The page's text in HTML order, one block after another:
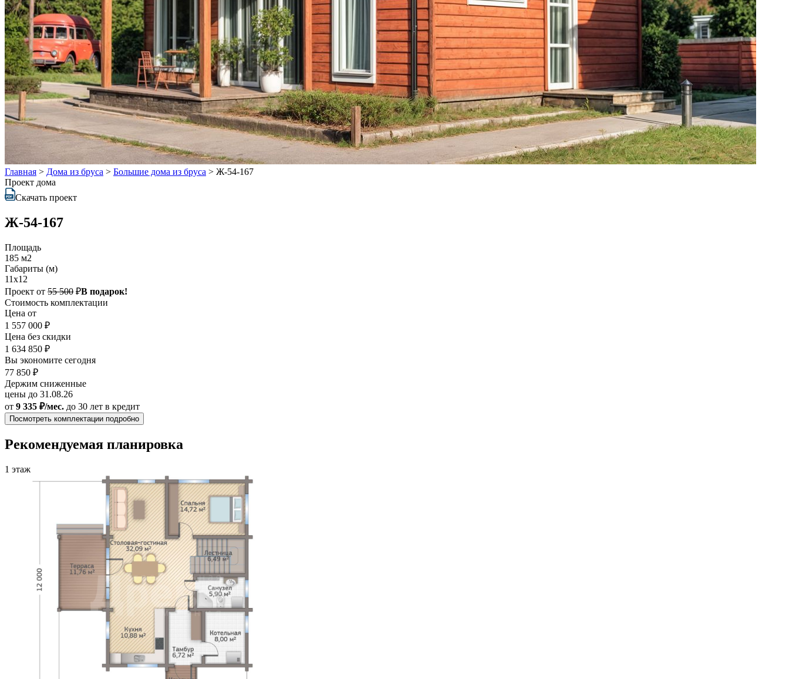
Главная > Дома из бруса > Большие дома из бруса > Ж-54-167
Проект дома
Скачать проект
Ж-54-167
Площадь
185 м2
Габариты (м)
11x12
Проект от 55 500 ₽В подарок!
Стоимость комплектации
Цена от
1 557 000 ₽
Цена без скидки
1 634 850 ₽
Вы экономите сегодня
77 850 ₽
Держим сниженные
цены до 31.08.26
от 9 335 ₽/мес. до 30 лет в кредит
Посмотреть комплектации подробно
Рекомендуемая планировка
1 этаж